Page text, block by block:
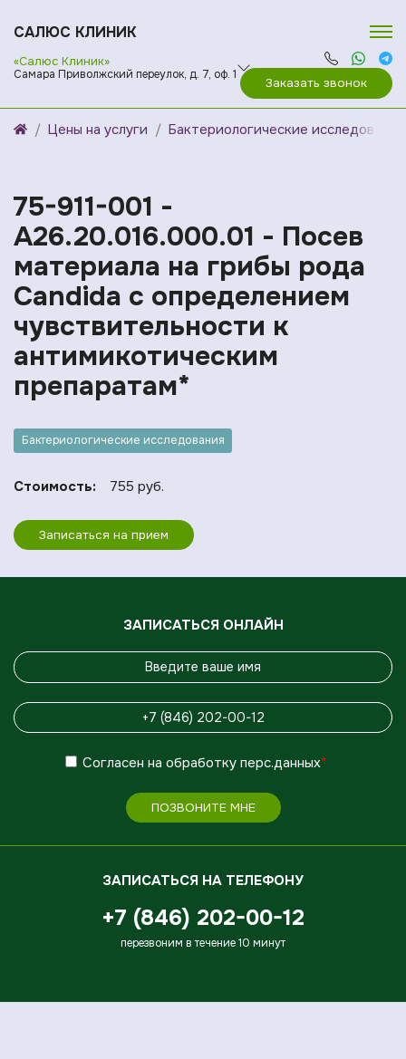
САЛЮС КЛИНИК
«Салюс Клиник»
Самара Приволжский переулок, д. 7, оф. 1
Заказать звонок
Цены на услуги Бактериологические исследования
75-911-001 -
A26.20.016.000.01 - Посев
материала на грибы рода
Candida с определением
чувcтвительности к
антимикотическим
препаратам*
Бактериологические исследования
Стоимость: 755 руб.
Записаться на прием
ЗАПИСАТЬСЯ ОНЛАЙН
Согласен на обработку перс.данных*
ПОЗВОНИТЕ МНЕ
ЗАПИСАТЬСЯ НА ТЕЛЕФОНУ
+7 (846) 202-00-12
перезвоним в течение 10 минут